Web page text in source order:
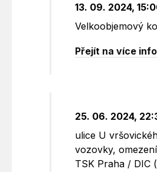
13. 09. 2024,
Velkoobjemový
Přejít na více
25. 06. 2024,
ulice U
vozovky,
TSK Praha / DIC